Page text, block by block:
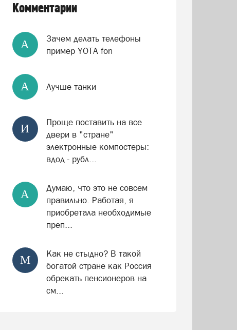
Комментарии
А
Зачем делать телефоны
пример YOTA fon
А Лучше танки
И
Проще поставить на все
двери в "стране"
электронные компостеры:
вдод - рубл...
А
Думаю, что это не совсем
правильно. Работая, я
приобретала необходимые
преп...
М
Как не стыдно? В такой
богатой стране как Россия
обрекать пенсионеров на
см...